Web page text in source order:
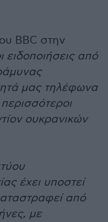
BBC στην
ειδοποιήσεις από
μας τηλέφωνα
ουκρανικών
έχει υποστεί
από
με